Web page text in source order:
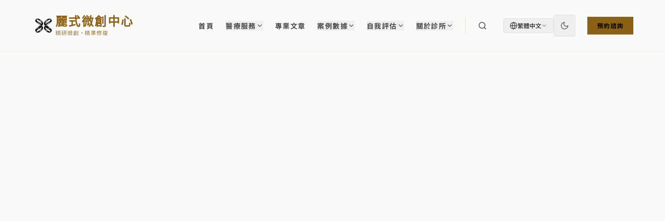
麗式微創中心
精研微創・精準修復
首頁 醫療服務 專業文章 案例數據 自我評估 關於診所 繁體中文 預約諮詢